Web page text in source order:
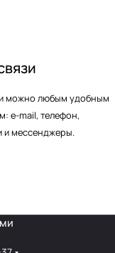
можно любым удобным
e-mail, телефон,
и мессенджеры.